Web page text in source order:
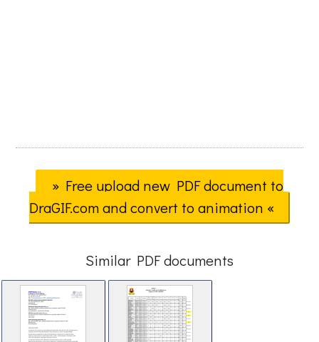
» Free upload new PDF document to
DraGIF.com and convert to animation «
Similar PDF documents